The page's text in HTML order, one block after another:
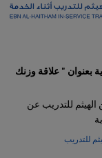
بعنوان " علاقة وزنك
للتدريب عن
للتدريب